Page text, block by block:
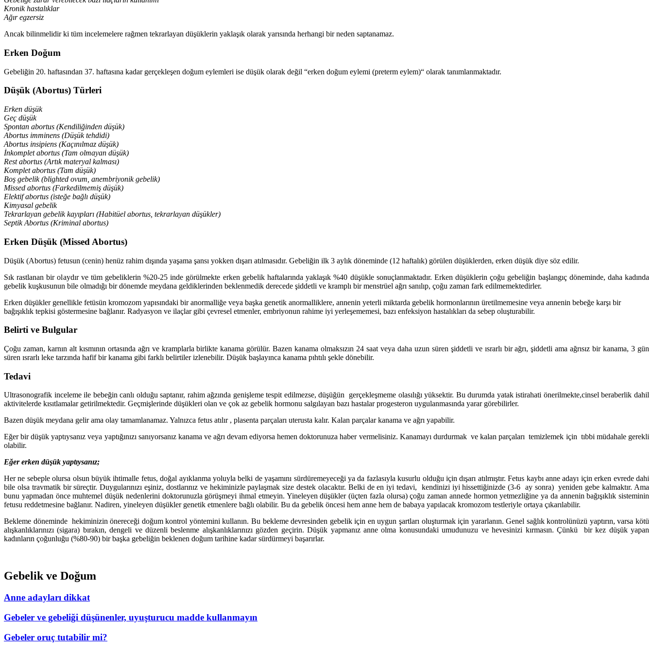
Kronik hastalıklar
Ağır egzersiz
Ancak bilinmelidir ki tüm incelemelere rağmen tekrarlayan düşüklerin yaklaşık olarak yarısında herhangi bir neden saptanamaz.
Erken Doğum
Gebeliğin 20. haftasından 37. haftasına kadar gerçekleşen doğum eylemleri ise düşük olarak değil “erken doğum eylemi (preterm eylem)“ olarak tanımlanmaktadır.
Düşük (Abortus) Türleri
Erken düşük
Geç düşük
Spontan abortus (Kendiliğinden düşük)
Abortus imminens (Düşük tehdidi)
Abortus insipiens (Kaçınılmaz düşük)
İnkomplet abortus (Tam olmayan düşük)
Rest abortus (Artık materyal kalması)
Komplet abortus (Tam düşük)
Boş gebelik (blighted ovum, anembriyonik gebelik)
Missed abortus (Farkedilmemiş düşük)
Elektif abortus (isteğe bağlı düşük)
Kimyasal gebelik
Tekrarlayan gebelik kayıpları (Habitüel abortus, tekrarlayan düşükler)
Septik Abortus (Kriminal abortus)
Erken Düşük (Missed Abortus)
Düşük (Abortus) fetusun (cenin) henüz rahim dışında yaşama şansı yokken dışarı atılmasıdır. Gebeliğin ilk 3 aylık döneminde (12 haftalık) görülen düşüklerden, erken düşük diye söz edilir.
Sık rastlanan bir olaydır ve tüm gebeliklerin %20-25 inde görülmekte erken gebelik haftalarında yaklaşık %40 düşükle sonuçlanmaktadır. Erken düşüklerin çoğu gebeliğin başlangıç döneminde, daha kadında
gebelik kuşkusunun bile olmadığı bir dönemde meydana geldiklerinden beklenmedik derecede şiddetli ve kramplı bir menstrüel ağrı sanılıp, çoğu zaman fark edilmemektedirler.
Erken düşükler genellikle fetüsün kromozom yapısındaki bir anormalliğe veya başka genetik anormalliklere, annenin yeterli miktarda gebelik hormonlarının üretilmemesine veya annenin bebeğe karşı bir
bağışıklık tepkisi göstermesine bağlanır. Radyasyon ve ilaçlar gibi çevresel etmenler, embriyonun rahime iyi yerleşememesi, bazı enfeksiyon hastalıkları da sebep oluşturabilir.
Belirti ve Bulgular
Çoğu zaman, karnın alt kısmının ortasında ağrı ve kramplarla birlikte kanama görülür. Bazen kanama olmaksızın 24 saat veya daha uzun süren şiddetli ve ısrarlı bir ağrı, şiddetli ama ağrısız bir kanama, 3 gün
süren ısrarlı leke tarzında hafif bir kanama gibi farklı belirtiler izlenebilir. Düşük başlayınca kanama pıhtılı şekle dönebilir.
Tedavi
Ultrasonografik inceleme ile bebeğin canlı olduğu saptanır, rahim ağzında genişleme tespit edilmezse, düşüğün gerçekleşmeme olasılığı yüksektir. Bu durumda yatak istirahati önerilmekte,cinsel beraberlik dahil
aktivitelerde kısıtlamalar getirilmektedir. Geçmişlerinde düşükleri olan ve çok az gebelik hormonu salgılayan bazı hastalar progesteron uygulanmasında yarar görebilirler.
Bazen düşük meydana gelir ama olay tamamlanamaz. Yalnızca fetus atılır , plasenta parçaları uterusta kalır. Kalan parçalar kanama ve ağrı yapabilir.
Eğer bir düşük yaptıysanız veya yaptığınızı sanıyorsanız kanama ve ağrı devam ediyorsa hemen doktorunuza haber vermelisiniz. Kanamayı durdurmak ve kalan parçaları temizlemek için tıbbi müdahale gerekli
olabilir.
Eğer erken düşük yaptıysanız;
Her ne sebeple olursa olsun büyük ihtimalle fetus, doğal ayıklanma yoluyla belki de yaşamını sürdüremeyeceği ya da fazlasıyla kusurlu olduğu için dışarı atılmıştır. Fetus kaybı anne adayı için erken evrede dahi
bile olsa travmatik bir süreçtir. Duygularınızı eşiniz, dostlarınız ve hekiminizle paylaşmak size destek olacaktır. Belki de en iyi tedavi, kendinizi iyi hissettiğinizde (3-6 ay sonra) yeniden gebe kalmaktır. Ama
bunu yapmadan önce muhtemel düşük nedenlerini doktorunuzla görüşmeyi ihmal etmeyin. Yineleyen düşükler (üçten fazla olursa) çoğu zaman annede hormon yetmezliğine ya da annenin bağışıklık sisteminin
fetusu reddetmesine bağlanır. Nadiren, yineleyen düşükler genetik etmenlere bağlı olabilir. Bu da gebelik öncesi hem anne hem de babaya yapılacak kromozom testleriyle ortaya çıkarılabilir.
Bekleme döneminde hekiminizin önereceği doğum kontrol yöntemini kullanın. Bu bekleme devresinden gebelik için en uygun şartları oluşturmak için yararlanın. Genel sağlık kontrolünüzü yaptırın, varsa kötü
alışkanlıklarınızı (sigara) bırakın, dengeli ve düzenli beslenme alışkanlıklarınızı gözden geçirin. Düşük yapmanız anne olma konusundaki umudunuzu ve hevesinizi kırmasın. Çünkü bir kez düşük yapan
kadınların çoğunluğu (%80-90) bir başka gebeliğin beklenen doğum tarihine kadar sürdürmeyi başarırlar.
Gebelik ve Doğum
Anne adayları dikkat
Gebeler ve gebeliği düşünenler, uyuşturucu madde kullanmayın
Gebeler oruç tutabilir mi?